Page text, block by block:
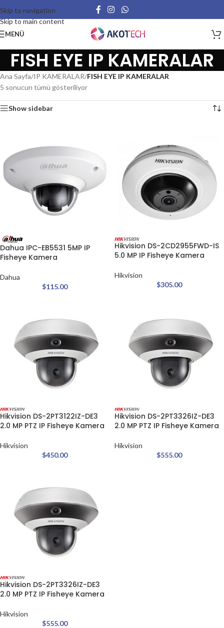
Skip to navigation
Skip to main content
MENÜ
FISH EYE IP KAMERALAR
Ana Sayfa/IP KAMERALAR/FISH EYE IP KAMERALAR
5 sonucun tümü gösteriliyor
Show sidebar
Dahua IPC-EB5531 5MP IP
Fisheye Kamera
Dahua
$115.00
Hikvision DS-2CD2955FWD-IS
5.0 MP IP Fisheye Kamera
Hikvision
$305.00
Hikvision DS-2PT3122IZ-DE3
2.0 MP PTZ IP Fisheye Kamera
Hikvision
$450.00
Hikvision DS-2PT3326IZ-DE3
2.0 MP PTZ IP Fisheye Kamera
Hikvision
$555.00
Hikvision DS-2PT3326IZ-DE3
2.0 MP PTZ IP Fisheye Kamera
Hikvision
$555.00